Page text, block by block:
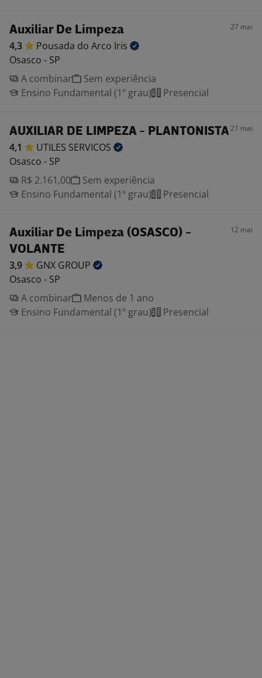
Auxiliar De Limpeza 27 mai
4,3 Pousada do Arco Iris
Osasco - SP
A combinar
Sem experiência
Ensino Fundamental (1º grau)
Presencial
AUXILIAR DE LIMPEZA - PLANTONISTA21 mai
4,1 UTILES SERVICOS
Osasco - SP
R$ 2.161,00
Sem experiência
Ensino Fundamental (1º grau)
Presencial
Auxiliar De Limpeza (OSASCO) -
VOLANTE
12 mai
3,9 GNX GROUP
Osasco - SP
A combinar
Menos de 1 ano
Ensino Fundamental (1º grau)
Presencial